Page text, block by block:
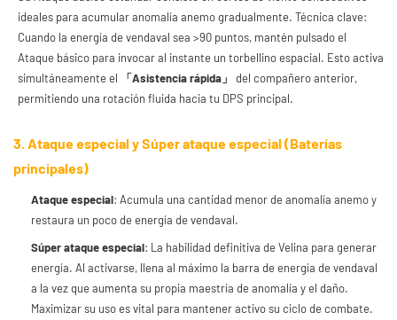
ideales para acumular anomalía anemo gradualmente. Técnica clave:
Cuando la energía de vendaval sea >90 puntos, mantén pulsado el
Ataque básico para invocar al instante un torbellino espacial. Esto activa
simultáneamente el
「Asistencia rápida」
del compañero anterior,
permitiendo una rotación fluida hacia tu DPS principal.
3. Ataque especial y Súper ataque especial (Baterías
principales)
Ataque especial: Acumula una cantidad menor de anomalía anemo y
restaura un poco de energía de vendaval.
Súper ataque especial: La habilidad definitiva de Velina para generar
energía. Al activarse, llena al máximo la barra de energía de vendaval
a la vez que aumenta su propia maestría de anomalía y el daño.
Maximizar su uso es vital para mantener activo su ciclo de combate.